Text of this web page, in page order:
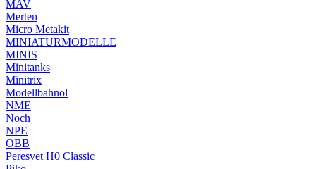
MAV
Merten
Micro Metakit
MINIATURMODELLE
MINIS
Minitanks
Minitrix
Modellbahnol
NME
Noch
NPE
OBB
Peresvet H0 Classic